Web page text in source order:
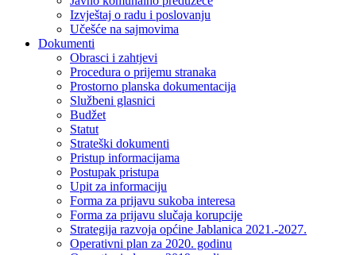
Izvještaj o radu i poslovanju
Učešće na sajmovima
Dokumenti
Obrasci i zahtjevi
Procedura o prijemu stranaka
Prostorno planska dokumentacija
Službeni glasnici
Budžet
Statut
Strateški dokumenti
Pristup informacijama
Postupak pristupa
Upit za informaciju
Forma za prijavu sukoba interesa
Forma za prijavu slučaja korupcije
Strategija razvoja općine Jablanica 2021.-2027.
Operativni plan za 2020. godinu